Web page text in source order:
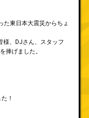
東日本大震災からちょ
様、DJさん、スタッフ
捧げました。
！